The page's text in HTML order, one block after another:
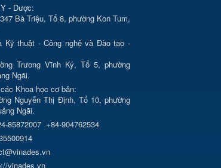
- Dược:
Bà Triệu, Tổ 8, phường Kon Tum,
Kỹ thuật - Công nghệ và Đào tạo -
Trương Vĩnh Ký, Tổ 5, phường
Ngãi.
Khoa học cơ bản:
Nguyễn Thị Định, Tổ 10, phường
Ngãi.
85872007 +84-904762534
vinades.vn